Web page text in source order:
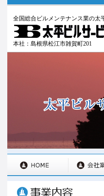
全国総合ビルメンテナンス業の太
本社：島根県松江市雑賀町201